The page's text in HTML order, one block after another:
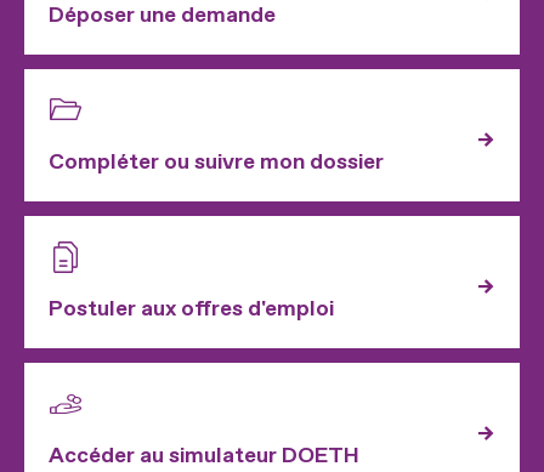
Déposer une demande
Compléter ou suivre mon dossier
Postuler aux offres d'emploi
Accéder au simulateur DOETH